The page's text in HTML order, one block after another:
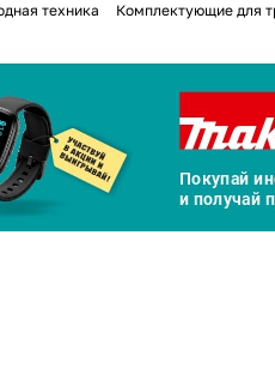
техника Комплектующие для
на